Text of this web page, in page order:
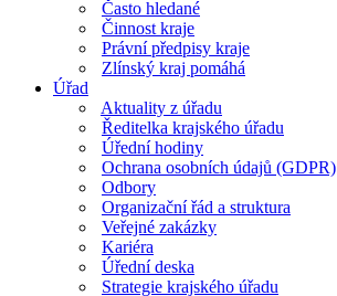
Často hledané
Činnost kraje
Právní předpisy kraje
Zlínský kraj pomáhá
Úřad
Aktuality z úřadu
Ředitelka krajského úřadu
Úřední hodiny
Ochrana osobních údajů (GDPR)
Odbory
Organizační řád a struktura
Veřejné zakázky
Kariéra
Úřední deska
Strategie krajského úřadu